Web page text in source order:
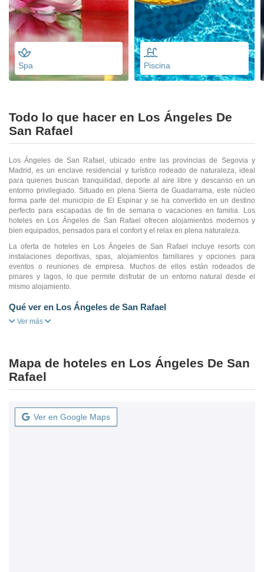
Spa Piscina
Todo lo que hacer en Los Ángeles De
San Rafael
Los Ángeles de San Rafael, ubicado entre las provincias de Segovia y
Madrid, es un enclave residencial y turístico rodeado de naturaleza, ideal
para quienes buscan tranquilidad, deporte al aire libre y descanso en un
entorno privilegiado. Situado en plena Sierra de Guadarrama, este núcleo
forma parte del municipio de El Espinar y se ha convertido en un destino
perfecto para escapadas de fin de semana o vacaciones en familia. Los
hoteles en Los Ángeles de San Rafael ofrecen alojamientos modernos y
bien equipados, pensados para el confort y el relax en plena naturaleza.
La oferta de hoteles en Los Ángeles de San Rafael incluye resorts con
instalaciones deportivas, spas, alojamientos familiares y opciones para
eventos o reuniones de empresa. Muchos de ellos están rodeados de
pinares y lagos, lo que permite disfrutar de un entorno natural desde el
mismo alojamiento.
Qué ver en Los Ángeles de San Rafael
Ver más
Mapa de hoteles en Los Ángeles De San
Rafael
Ver en Google Maps